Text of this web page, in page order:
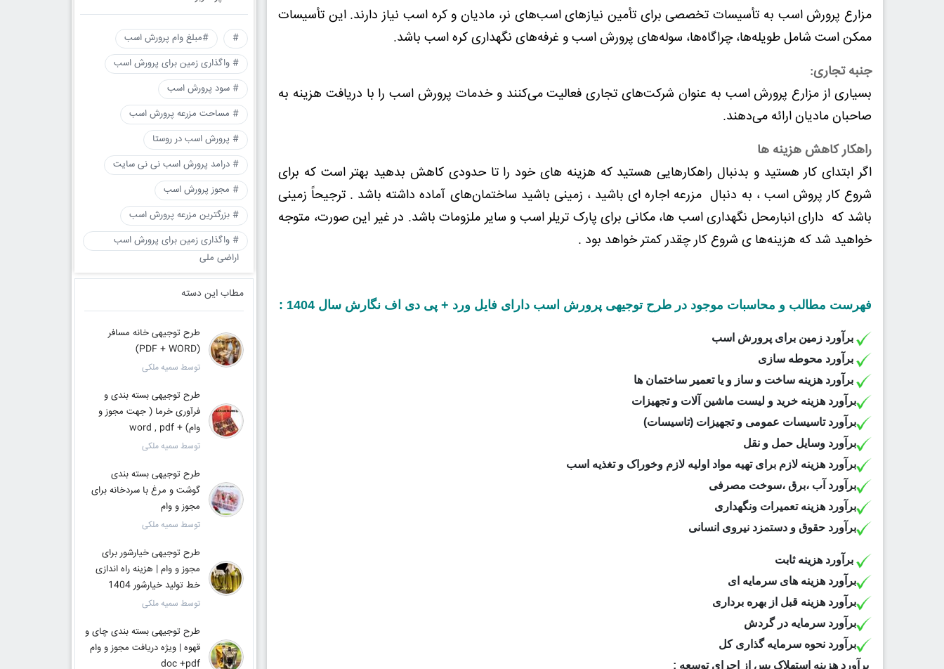
مزارع پرورش اسب به تأسیسات تخصصی برای تأمین نیازهای اسب‌های نر، مادیان و کره اسب نیاز دارند. این تأسیسات
ممکن است شامل طویله‌ها، چراگاه‌ها، سوله‌های پرورش اسب و غرفه‌های نگهداری کره اسب باشد.
جنبه تجاری:
بسیاری از مزارع پرورش اسب به عنوان شرکت‌های تجاری فعالیت می‌کنند و خدمات پرورش اسب را با دریافت هزینه به
صاحبان مادیان ارائه می‌دهند.
راهکار کاهش هزینه ها
اگر ابتدای کار هستید و بدنبال راهکارهایی هستید که هزینه های خود را تا حدودی کاهش بدهید بهتر است که برای
شروع کار پروش اسب ، به دنبال مزرعه اجاره ای باشید ، زمینی باشید ساختمان‌های آماده داشته باشد . ترجیحاً زمینی
باشد که دارای انبارمحل نگهداری اسب ها، مکانی برای پارک تریلر اسب و سایر ملزومات باشد. در غیر این صورت، متوجه
خواهید شد که هزینه‌ها ی شروع کار چقدر کمتر خواهد بود .
فهرست مطالب و محاسبات موجود در طرح توجیهی پرورش اسب دارای فایل ورد + پی دی اف نگارش سال 1404 :
برآورد زمین برای پرورش اسب
برآورد محوطه سازی
برآورد هزینه ساخت و ساز و یا تعمیر ساختمان ها
برآورد هزینه خرید و لیست ماشین آلات و تجهیزات
برآورد تاسیسات عمومی و تجهیزات (تاسیسات)
برآورد وسایل حمل و نقل
برآورد هزینه لازم برای تهیه مواد اولیه لازم وخوراک و تغذیه اسب
برآورد آب ،برق ،سوخت مصرفی
برآورد هزینه تعمیرات ونگهداری
برآورد حقوق و دستمزد نیروی انسانی
برآورد هزینه ثابت
برآورد هزینه های سرمایه ای
برآورد هزینه قبل از بهره برداری
برآورد سرمایه در گردش
برآورد نحوه سرمایه گذاری کل
برآورد هزینه استهلاک پس از اجرای توسعه :
#
#مبلغ وام پرورش اسب
# واگذاری زمین برای پرورش اسب
# سود پرورش اسب
# مساحت مزرعه پرورش اسب
# پرورش اسب در روستا
# درامد پرورش اسب نی نی سایت
# مجوز پرورش اسب
# بزرگترین مزرعه پرورش اسب
# واگذاری زمین برای پرورش اسب
اراضی ملی
مطاب این دسته
طرح توجیهی خانه مسافر
(PDF + WORD)
توسط سمیه ملکی
طرح توجیهی بسته بندی و
فرآوری خرما ( جهت مجوز و
وام) + word , pdf
توسط سمیه ملکی
طرح توجیهی بسته بندی
گوشت و مرغ با سردخانه برای
مجوز و وام
توسط سمیه ملکی
طرح توجیهی خیارشور برای
مجوز و وام | هزینه راه اندازی
خط تولید خیارشور 1404
توسط سمیه ملکی
طرح توجیهی بسته بندی چای و
قهوه | ویژه دریافت مجوز و وام
doc +pdf